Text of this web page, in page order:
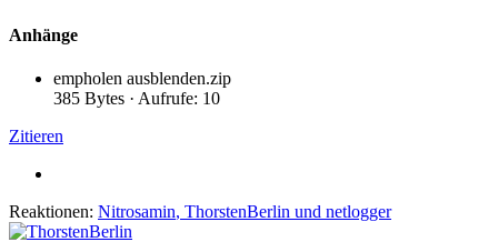
Anhänge
empholen ausblenden.zip
385 Bytes · Aufrufe: 10
Zitieren
Reaktionen: Nitrosamin, ThorstenBerlin und netlogger